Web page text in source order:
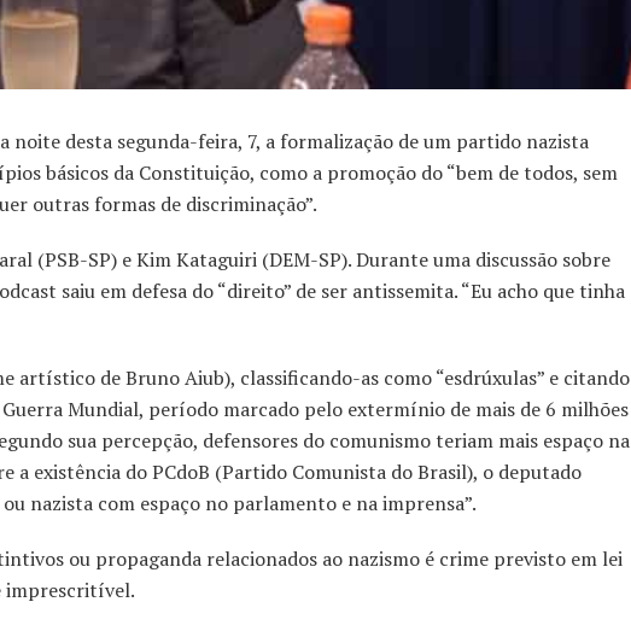
noite desta segunda-feira, 7, a formalização de um partido nazista
básicos da Constituição, como a promoção do “bem de todos, sem
outras formas de discriminação”.
(PSB-SP) e Kim Kataguiri (DEM-SP). Durante uma discussão sobre
saiu em defesa do “direito” de ser antissemita. “Eu acho que tinha
artístico de Bruno Aiub), classificando-as como “esdrúxulas” e citando
Mundial, período marcado pelo extermínio de mais de 6 milhões
sua percepção, defensores do comunismo teriam mais espaço na
a existência do PCdoB (Partido Comunista do Brasil), o deputado
nazista com espaço no parlamento e na imprensa”.
ou propaganda relacionados ao nazismo é crime previsto em lei
imprescritível.